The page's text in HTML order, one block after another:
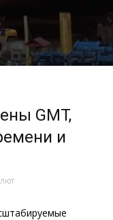
GMT,
и